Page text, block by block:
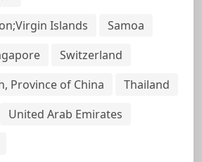
Islands
Samoa
Switzerland
Province of China
Thailand
United Arab Emirates